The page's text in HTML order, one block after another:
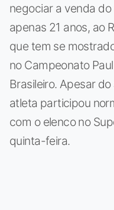
negociar a venda
apenas 21 anos, ao
que tem se
no Campeonato
Brasileiro. Apesar
atleta participou
com o elenco no
quinta-feira.